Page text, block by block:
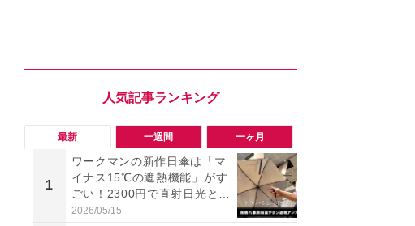
最新 一週間 一ヶ月
1
ワークマンの新作日傘は「マ
イナス15℃の遮熱機能」がす
ごい！2300円で直射日光と路
面熱をダブルでガード
2026/05/15